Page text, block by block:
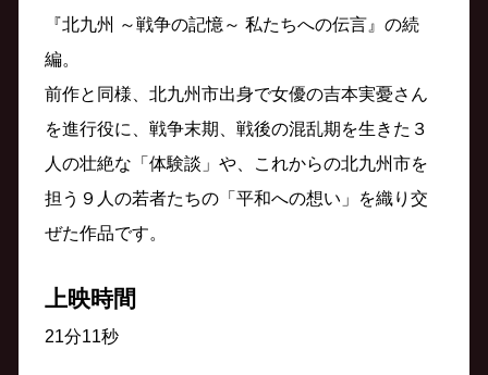
『北九州 ～戦争の記憶～ 私たちへの伝言』の続
編。
前作と同様、北九州市出身で女優の吉本実憂さん
を進行役に、戦争末期、戦後の混乱期を生きた３
人の壮絶な「体験談」や、これからの北九州市を
担う９人の若者たちの「平和への想い」を織り交
ぜた作品です。
上映時間
21分11秒